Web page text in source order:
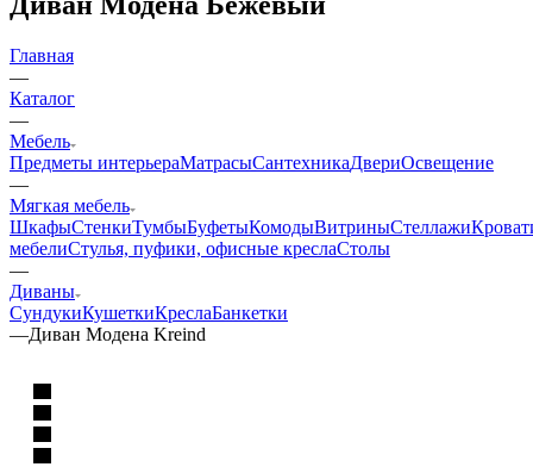
Главная
—
Каталог
—
Мебель
Предметы интерьераМатрасыСантехникаДвериОсвещение
—
Мягкая мебель
ШкафыСтенкиТумбыБуфетыКомодыВитриныСтеллажи
мебелиСтулья, пуфики, офисные креслаСтолы
—
Диваны
СундукиКушеткиКреслаБанкетки
—Диван Модена Kreind